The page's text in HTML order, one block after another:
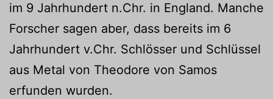
im 9 Jahrhundert n.Chr. in England. Manche
Forscher sagen aber, dass bereits im 6
Jahrhundert v.Chr. Schlösser und Schlüssel
aus Metal von Theodore von Samos
erfunden wurden.